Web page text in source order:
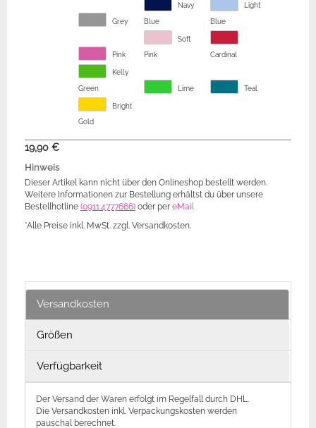
Grey
Navy
Blue
Light
Blue
Pink
Soft
Pink Cardinal
Kelly
Green Lime Teal
Bright
Gold
19,90 €
Hinweis
Dieser Artikel kann nicht über den Onlineshop bestellt werden.
Weitere Informationen zur Bestellung erhältst du über unsere
Bestellhotline (0911.4777666) oder per eMail
*Alle Preise inkl. MwSt. zzgl. Versandkosten.
Versandkosten
Größen
Verfügbarkeit
Der Versand der Waren erfolgt im Regelfall durch DHL.
Die Versandkosten inkl. Verpackungskosten werden
pauschal berechnet.